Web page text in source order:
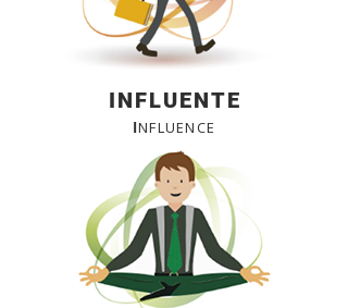
INFLUENTE
INFLUENCE